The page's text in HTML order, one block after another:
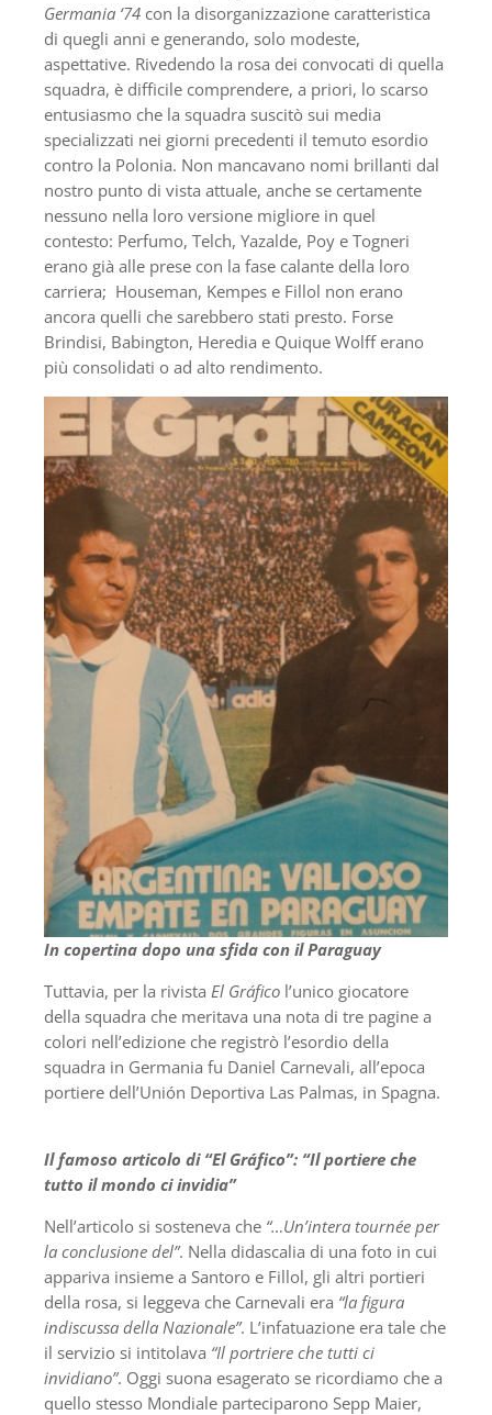
Germania ‘74 con la disorganizzazione caratteristica
di quegli anni e generando, solo modeste,
aspettative. Rivedendo la rosa dei convocati di quella
squadra, è difficile comprendere, a priori, lo scarso
entusiasmo che la squadra suscitò sui media
specializzati nei giorni precedenti il ​​temuto esordio
contro la Polonia. Non mancavano nomi brillanti dal
nostro punto di vista attuale, anche se certamente
nessuno nella loro versione migliore in quel
contesto: Perfumo, Telch, Yazalde, Poy e Togneri
erano già alle prese con la fase calante della loro
carriera; Houseman, Kempes e Fillol non erano
ancora quelli che sarebbero stati presto. Forse
Brindisi, Babington, Heredia e Quique Wolff erano ​​
più consolidati o ad alto rendimento.
In copertina dopo una sfida con il Paraguay
Tuttavia, per la rivista El Gráfico l’unico giocatore
della squadra che meritava una nota di tre pagine a
colori nell’edizione che registrò l’esordio della
squadra in Germania fu Daniel Carnevali, all’epoca
portiere dell’Unión Deportiva Las Palmas, in Spagna.
Il famoso articolo di “El Gráfico”: “Il portiere che
tutto il mondo ci invidia”
Nell’articolo si sosteneva che “…Un’intera tournée per
la conclusione del”. Nella didascalia di una foto in cui
appariva insieme a Santoro e Fillol, gli altri portieri
della rosa, si leggeva che Carnevali era “la figura
indiscussa della Nazionale”. L’infatuazione era tale che
il servizio si intitolava “Il portriere che tutti ci
invidiano”. Oggi suona esagerato se ricordiamo che a
quello stesso Mondiale parteciparono Sepp Maier,